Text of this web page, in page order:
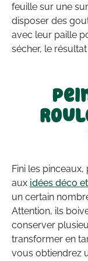
feuille sur une
disposer des
avec leur paille
sécher, le
Fini les
aux idées déco
un certain
Attention, ils
conserver
transformer en
vous obtiendrez